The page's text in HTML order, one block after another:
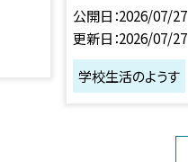
公開日 2026/07/27
更新日 2026/07/27
学校生活のようす